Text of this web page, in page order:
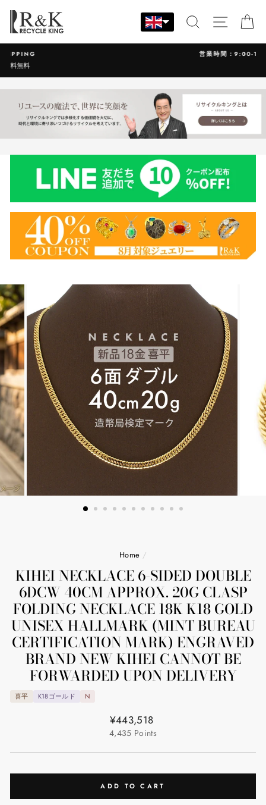
content
SEARCHSITE
Home /
KIHEI NECKLACE 6-SIDED DOUBLE
6DCW 40CM APPROX. 20G CLASP
FOLDING NECKLACE 18K K18 GOLD
UNISEX HALLMARK (MINT BUREAU
CERTIFICATION MARK) ENGRAVED
BRAND NEW KIHEI CANNOT BE
FORWARDED UPON DELIVERY
喜平 K18ゴールド N
Regular
price
¥443,518
4,435 Points
ADD TO CART